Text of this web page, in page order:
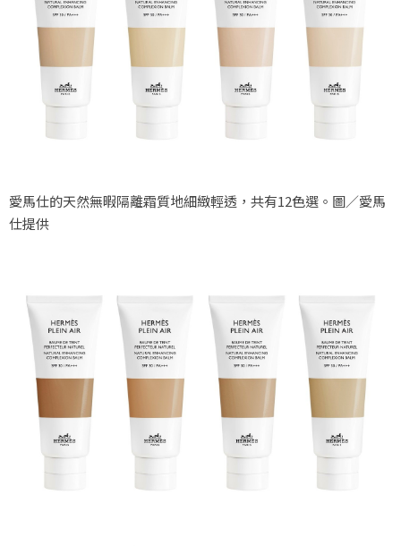
愛馬仕的天然無暇隔離霜質地細緻輕透，共有12色選。圖／愛馬
仕提供